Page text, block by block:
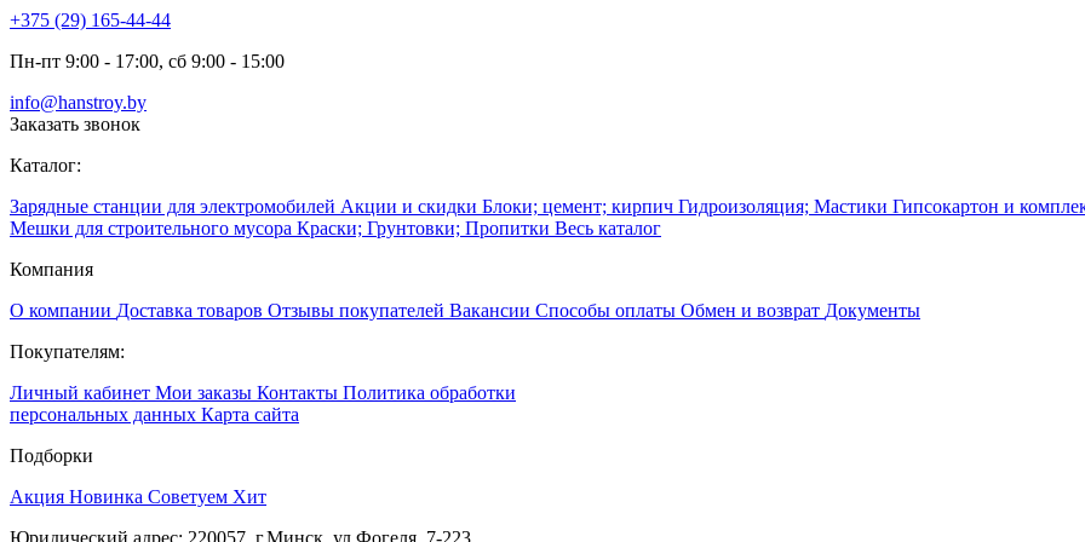
+375 (29) 165-44-44
Пн-пт 9:00 - 17:00, сб 9:00 - 15:00
info@hanstroy.by
Заказать звонок
Каталог:
Зарядные станции для электромобилей Акции и скидки Блоки; цемент; кирпич Гидроизоляция; Мастики Гипсокартон и
Мешки для строительного мусора Краски; Грунтовки; Пропитки Весь каталог
Компания
О компании Доставка товаров Отзывы покупателей Вакансии Способы оплаты Обмен и возврат Документы
Покупателям:
Личный кабинет Мои заказы Контакты Политика обработки
персональных данных Карта сайта
Подборки
Акция Новинка Советуем Хит
Юридический адрес: 220057, г.Минск, ул.Фогеля, 7-223